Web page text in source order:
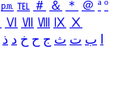
㏘ ℡ ＃ ＆ ＊ ＠ ª º
Ⅵ Ⅶ Ⅷ Ⅸ Ⅹ
ب ت ث ج ح خ د ذ